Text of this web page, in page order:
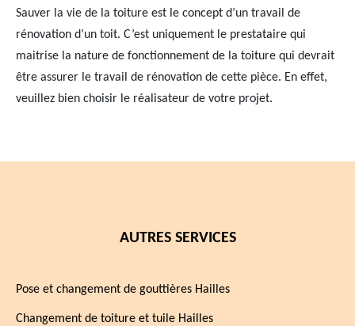
Sauver la vie de la toiture est le concept d’un travail de
rénovation d’un toit. C’est uniquement le prestataire qui
maitrise la nature de fonctionnement de la toiture qui devrait
être assurer le travail de rénovation de cette pièce. En effet,
veuillez bien choisir le réalisateur de votre projet.
AUTRES SERVICES
Pose et changement de gouttières Hailles
Changement de toiture et tuile Hailles